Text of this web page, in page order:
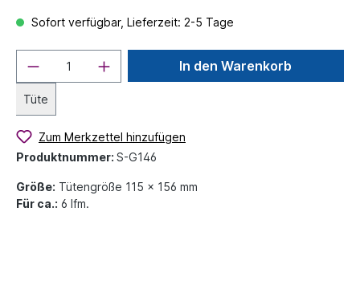
Sofort verfügbar, Lieferzeit: 2-5 Tage
Tüte
In den Warenkorb
Zum Merkzettel hinzufügen
Produktnummer: S-G146
Größe: Tütengröße 115 x 156 mm
Für ca.: 6 lfm.